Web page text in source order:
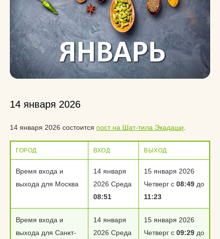
14 января 2026
14 января 2026 состоится пост на Шат-тила Экадаши
ГОРОД ВХОД ВЫХОД
Время входа и
выхода для Москва
14 января
2026 Среда
08:51
15 января 2026
Четверг с 08:49 до
11:23
Время входа и
выхода для Санкт-
14 января
2026 Среда
15 января 2026
Четверг с 09:29 до